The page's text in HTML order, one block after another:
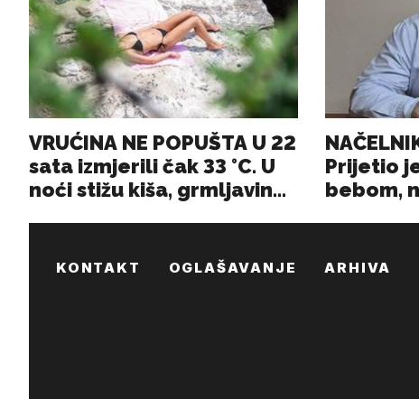
KONTAKT OGLAŠAVANJE ARHIVA